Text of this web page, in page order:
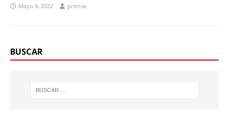
Mayo 6, 2022 prensa
BUSCAR